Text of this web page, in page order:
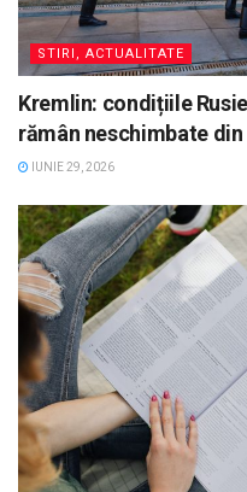
STIRI, ACTUALITATE
Kremlin: condițiile
rămân neschimbate din
IUNIE 29, 2026